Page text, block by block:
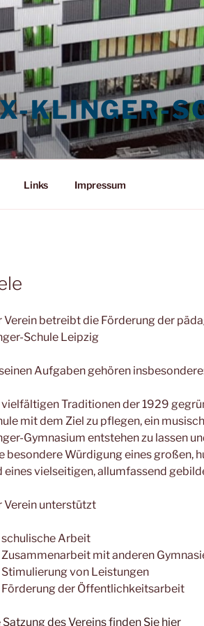
KLINGER-
Links Impressum
Verein betreibt die Förderung der
Schule Leipzig
Aufgaben gehören
Traditionen der 1929
mit dem Ziel zu pflegen, ein
Gymnasium entstehen zu lassen
besondere Würdigung eines großen,
eines vielseitigen, allumfassend
Verein unterstützt
Arbeit
mit anderen
von Leistungen
der Öffentlichkeitsarbeit
Satzung des Vereins finden Sie hier